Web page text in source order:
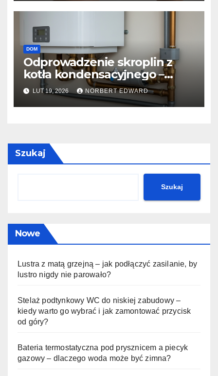
DOM
Odprowadzenie skroplin z
kotła kondensacyjnego –
gdzie wpiąć rurkę, by uniknąć
zapachów z kanalizacji?
LUT 19, 2026 NORBERT EDWARD
Szukaj
Szukaj
Nowe
Lustra z matą grzejną – jak podłączyć zasilanie, by
lustro nigdy nie parowało?
Stelaż podtynkowy WC do niskiej zabudowy –
kiedy warto go wybrać i jak zamontować przycisk
od góry?
Bateria termostatyczna pod prysznicem a piecyk
gazowy – dlaczego woda może być zimna?